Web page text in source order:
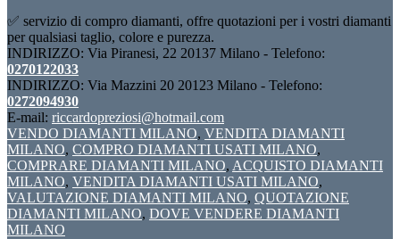
✅ servizio di compro diamanti, offre quotazioni per i vostri diamanti
per qualsiasi taglio, colore e purezza.
INDIRIZZO: Via Piranesi, 22 20137 Milano - Telefono:
0270122033
INDIRIZZO: Via Mazzini 20 20123 Milano - Telefono:
0272094930
E-mail: riccardopreziosi@hotmail.com
VENDO DIAMANTI MILANO, VENDITA DIAMANTI
MILANO, COMPRO DIAMANTI USATI MILANO,
COMPRARE DIAMANTI MILANO, ACQUISTO DIAMANTI
MILANO, VENDITA DIAMANTI USATI MILANO,
VALUTAZIONE DIAMANTI MILANO, QUOTAZIONE
DIAMANTI MILANO, DOVE VENDERE DIAMANTI
MILANO